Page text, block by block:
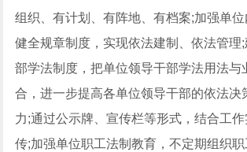
组织、有计划、有阵地、有档案;加强单
健全规章制度，实现依法建制、依法管理
部学法制度，把单位领导干部学法用法与
合，进一步提高各单位领导干部的依法决
力;通过公示牌、宣传栏等形式，结合工
传;加强单位职工法制教育，不定期组织